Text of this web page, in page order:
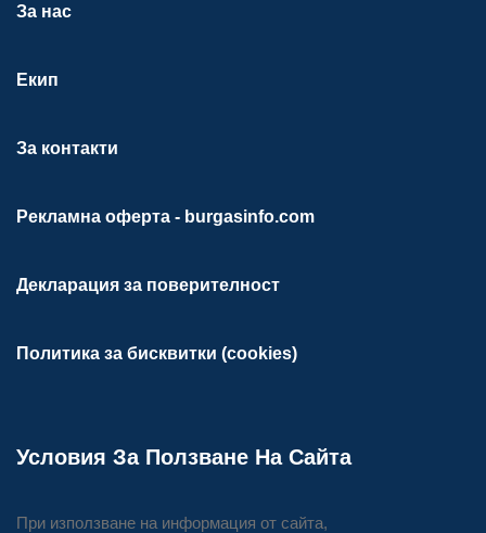
За нас
Екип
За контакти
Рекламна оферта - burgasinfo.com
Декларация за поверителност
Политика за бисквитки (cookies)
Условия За Ползване На Сайта
При използване на информация от сайта,